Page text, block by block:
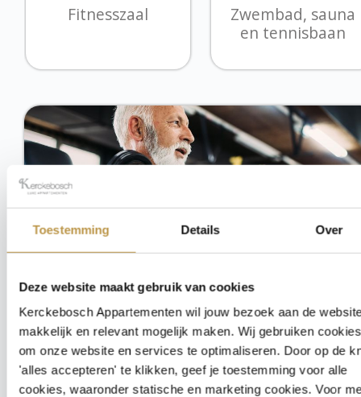
Toestemming Details Over
Deze website maakt gebruik van cookies
Kerckebosch Appartementen wil jouw bezoek aan de
makkelijk en relevant mogelijk maken. Wij gebruiken cookies
om onze website en services te optimaliseren. Door op de
'alles accepteren' te klikken, geef je toestemming voor alle
cookies, waaronder statische en marketing cookies. Voor
Fitnesszaal
Zwembad, sauna
en tennisbaan